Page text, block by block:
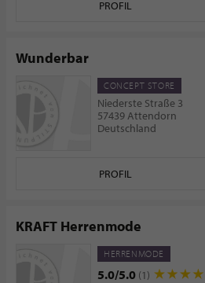
PROFIL
Wunderbar
CONCEPT STORE
Niederste Straße 3
57439 Attendorn
Deutschland
PROFIL
KRAFT Herrenmode
HERRENMODE
5.0/5.0 (1)